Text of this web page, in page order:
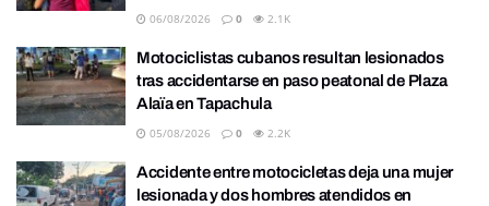
06/08/2026 0 2.1K
Motociclistas cubanos resultan lesionados
tras accidentarse en paso peatonal de Plaza
Alaïa en Tapachula
05/08/2026 0 2.2K
Accidente entre motocicletas deja una mujer
lesionada y dos hombres atendidos en